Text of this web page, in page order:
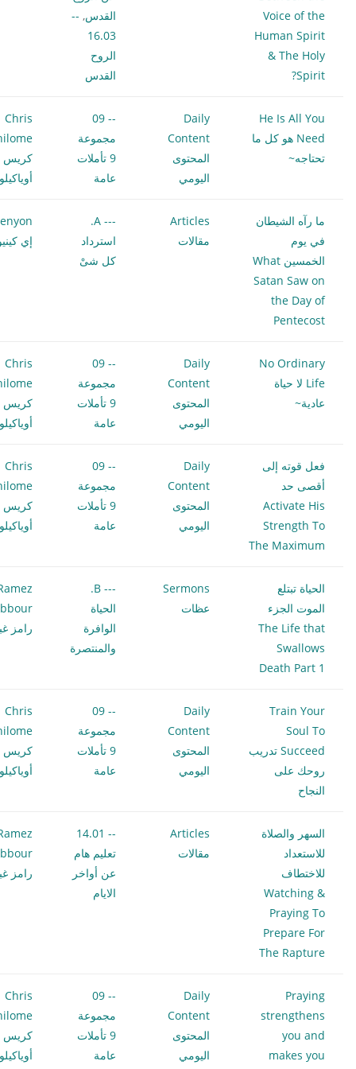
Voice of the
Human Spirit
& The Holy
Spirit?
القدس,
--
16.03
الروح
القدس
He Is All You
Need هو كل ما
تحتاجه~
Daily
Content
المحتوى
اليومي
-- 09
مجموعة
9 تأملات
عامة
Chris
كريس
ما رآه الشيطان
في يوم
الخمسين What
Satan Saw on
the Day of
Pentecost
Articles
مقالات
--- A.
استرداد
كل شىْ
إي
No Ordinary
Life لا حياة
عادية~
Daily
Content
المحتوى
اليومي
-- 09
مجموعة
9 تأملات
عامة
Chris
كريس
فعل قوته إلى
أقصى حد
Activate His
Strength To
The Maximum
Daily
Content
المحتوى
اليومي
-- 09
مجموعة
9 تأملات
عامة
Chris
كريس
الحياة تبتلع
الموت الجزء
The Life that
Swallows
Death Part 1
Sermons
عظات
--- B.
الحياة
الوافرة
والمنتصرة
رامز
Train Your
Soul To
Succeed تدريب
روحك على
النجاح
Daily
Content
المحتوى
اليومي
-- 09
مجموعة
9 تأملات
عامة
Chris
كريس
السهر والصلاة
للاستعداد
للاختطاف
Watching &
Praying To
Prepare For
The Rapture
Articles
مقالات
-- 14.01
تعليم هام
عن أواخر
الايام
رامز
Praying
strengthens
you and
makes you
Daily
Content
المحتوى
اليومي
-- 09
مجموعة
9 تأملات
عامة
Chris
كريس